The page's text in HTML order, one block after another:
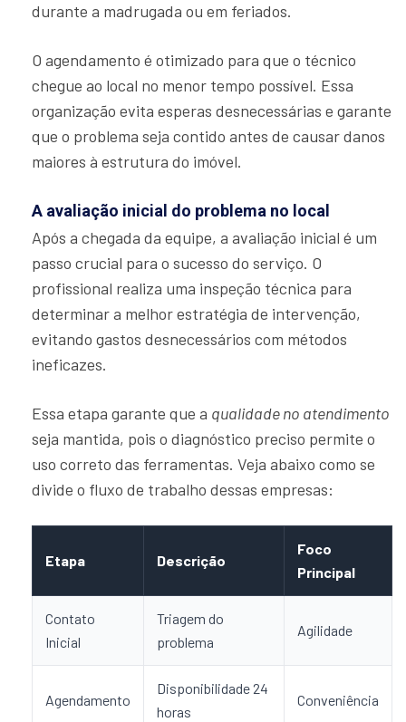
durante a madrugada ou em feriados.
O agendamento é otimizado para que o técnico
chegue ao local no menor tempo possível. Essa
organização evita esperas desnecessárias e garante
que o problema seja contido antes de causar danos
maiores à estrutura do imóvel.
A avaliação inicial do problema no local
Após a chegada da equipe, a avaliação inicial é um
passo crucial para o sucesso do serviço. O
profissional realiza uma inspeção técnica para
determinar a melhor estratégia de intervenção,
evitando gastos desnecessários com métodos
ineficazes.
Essa etapa garante que a qualidade no atendimento
seja mantida, pois o diagnóstico preciso permite o
uso correto das ferramentas. Veja abaixo como se
divide o fluxo de trabalho dessas empresas:
Etapa Descrição
Foco
Principal
Contato
Inicial
Triagem do
problema
Agilidade
Agendamento
Disponibilidade 24
horas
Conveniência